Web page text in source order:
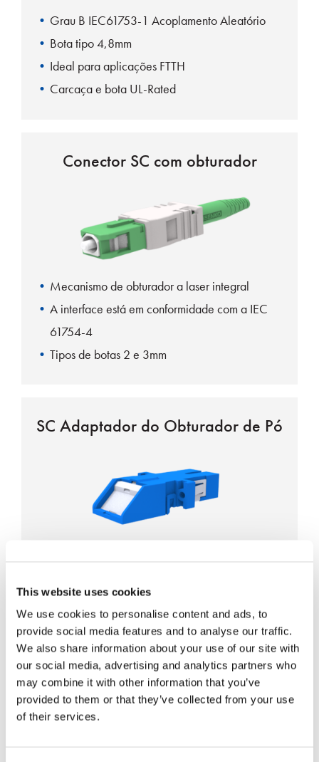
This website uses cookies
We use cookies to personalise content and ads, to
provide social media features and to analyse our traffic.
We also share information about your use of our site with
our social media, advertising and analytics partners who
may combine it with other information that you’ve
provided to them or that they’ve collected from your use
of their services.
Grau B IEC61753-1 Acoplamento Aleatório
Bota tipo 4,8mm
Ideal para aplicações FTTH
Carcaça e bota UL-Rated
Conector SC com obturador
Mecanismo de obturador a laser integral
A interface está em conformidade com a IEC
61754-4
Tipos de botas 2 e 3mm
SC Adaptador do Obturador de Pó
Blocos de persianas -25dB @ 1310nm
Rastreabilidade com fonte de luz visível
Ação do obturador automático 100%
Adaptador SC Premium